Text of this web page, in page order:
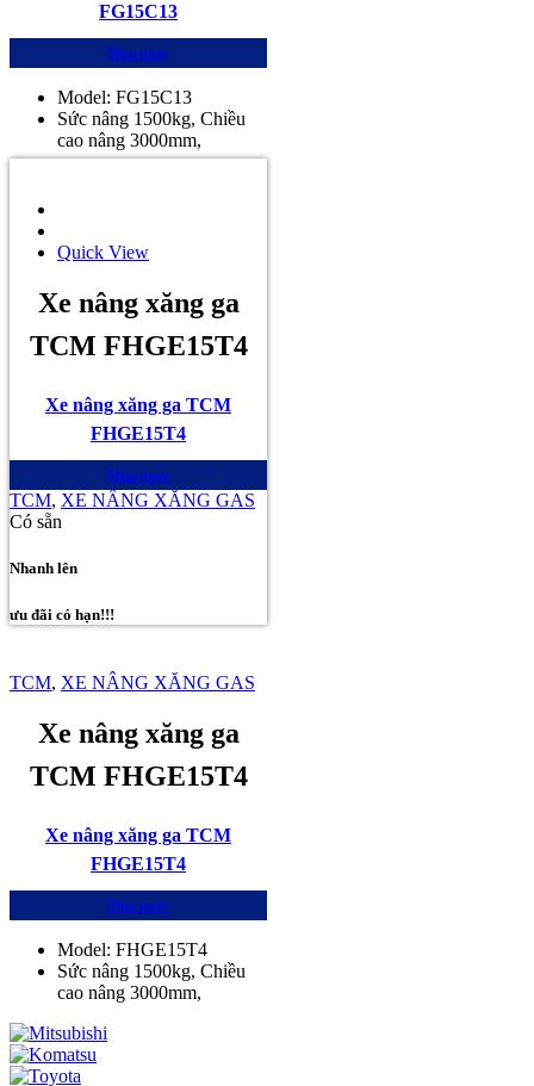
FG15C13
Mua ngay
Model: FG15C13
Sức nâng 1500kg, Chiều
cao nâng 3000mm,
Quick View
Xe nâng xăng ga
TCM FHGE15T4
Xe nâng xăng ga TCM
FHGE15T4
Mua ngay
TCM, XE NÂNG XĂNG GAS
Có sẵn
Nhanh lên
ưu đãi có hạn!!!
TCM, XE NÂNG XĂNG GAS
Xe nâng xăng ga
TCM FHGE15T4
Xe nâng xăng ga TCM
FHGE15T4
Mua ngay
Model: FHGE15T4
Sức nâng 1500kg, Chiều
cao nâng 3000mm,